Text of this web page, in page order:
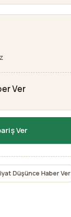
Ver
Ver
Düşünce Haber Ver